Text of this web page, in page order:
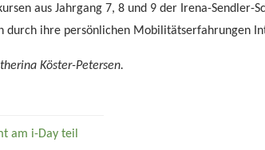
aus Jahrgang 7, 8 und 9 der Irena-
durch ihre persönlichen Mobilitätserfahrungen
Köster-Petersen.
am i-Day teil